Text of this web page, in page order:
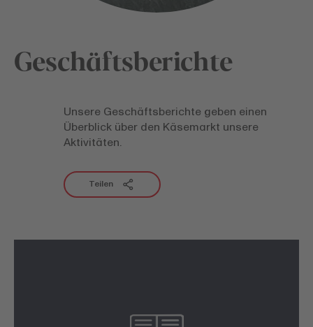
Geschäftsberichte
Unsere Geschäftsberichte geben einen
Überblick über den Käsemarkt unsere
Aktivitäten.
Teilen